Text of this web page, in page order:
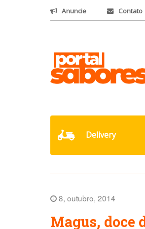
Anuncie Contato
Delivery
8, outubro, 2014
Magus, doce